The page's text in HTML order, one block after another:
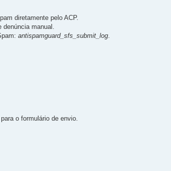
diretamente pelo ACP.
manual.
antispamguard_sfs_submit_log
o formulário de envio.